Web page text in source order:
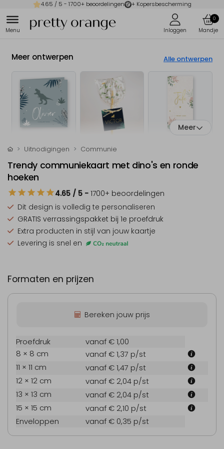
4.65 / 5 - 1700+ beoordelingen + Kopersbescherming
0
Meer ontwerpen Alle ontwerpen
Meer
Uitnodigingen Communie
Trendy communiekaart met dino's en ronde
hoeken
4.65 / 5 - 1700+ beoordelingen
Dit design is volledig te personaliseren
GRATIS verrassingspakket bij 1e proefdruk
Extra producten in stijl van jouw kaartje
Levering is snel en
Formaten en prijzen
Bereken jouw prijs
Proefdruk
vanaf € 1,00
8 × 8 cm
vanaf € 1,37 p/st
11 × 11 cm
vanaf € 1,47 p/st
12 × 12 cm
vanaf € 2,04 p/st
13 × 13 cm
vanaf € 2,04 p/st
15 × 15 cm
vanaf € 2,10 p/st
Enveloppen
vanaf € 0,35 p/st